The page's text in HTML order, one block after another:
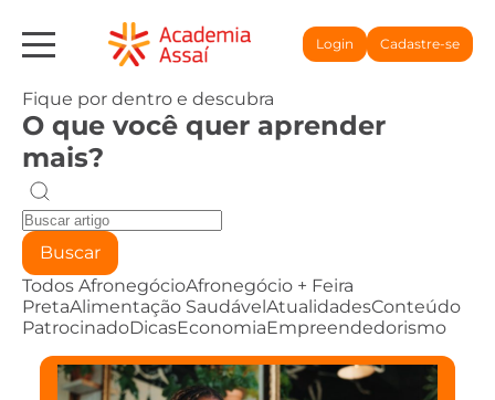
Login Cadastre-se
Fique por dentro e descubra
O que você quer aprender
mais?
Buscar
Todos AfronegócioAfronegócio + Feira
PretaAlimentação SaudávelAtualidadesConteúdo
PatrocinadoDicasEconomiaEmpreendedorismo